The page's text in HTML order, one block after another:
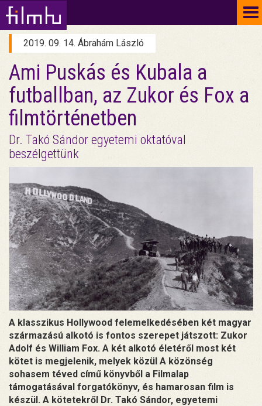
2019. 09. 14. Ábrahám László
Ami Puskás és Kubala a
futballban, az Zukor és Fox a
filmtörténetben
Dr. Takó Sándor egyetemi oktatóval
beszélgettünk
A klasszikus Hollywood felemelkedésében két magyar
származású alkotó is fontos szerepet játszott: Zukor
Adolf és William Fox. A két alkotó életéről most két
kötet is megjelenik, melyek közül A közönség
sohasem téved című könyvből a Filmalap
támogatásával forgatókönyv, és hamarosan film is
készül. A kötetekről Dr. Takó Sándor, egyetemi